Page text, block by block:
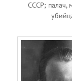
СССР; палач,